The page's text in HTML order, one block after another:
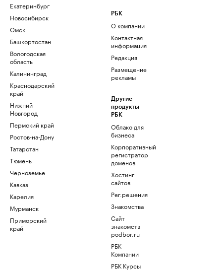
Екатеринбург
Новосибирск
Омск
Башкортостан
Вологодская
область
Калининград
Краснодарский
край
Нижний
Новгород
Пермский край
Ростов-на-Дону
Татарстан
Тюмень
Черноземье
Кавказ
Карелия
Мурманск
Приморский
край
РБК
О компании
Контактная
информация
Редакция
Размещение
рекламы
Другие
продукты
РБК
Облако для
бизнеса
Корпоративный
регистратор
доменов
Хостинг
сайтов
Рег.решения
Знакомства
Сайт
знакомств
podbor.ru
РБК
Компании
РБК Курсы